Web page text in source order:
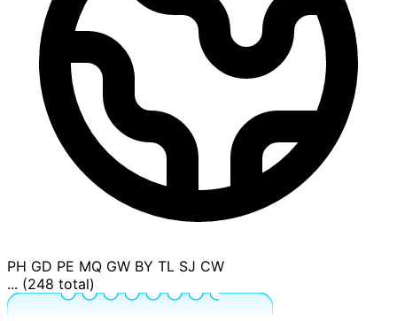
PH GD PE MQ GW BY TL SJ CW
... (248 total)